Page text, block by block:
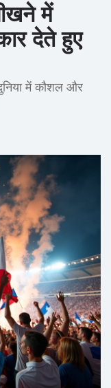
में
देते हुए
में कौशल और